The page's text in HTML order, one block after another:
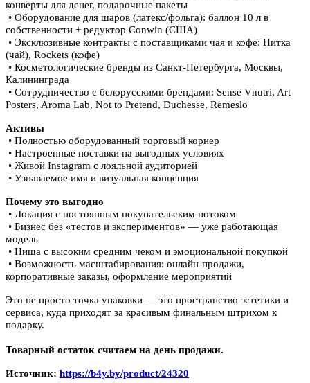
конверты для денег, подарочные пакеты
• Оборудование для шаров (латекс/фольга): баллон 10 л в
собственности + редуктор Conwin (США)
• Эксклюзивные контракты с поставщиками чая и кофе: Нитка
(чай), Rockets (кофе)
• Косметологические бренды из Санкт-Петербурга, Москвы,
Калининграда
• Сотрудничество с белорусскими брендами: Sense Vnutri, Art
Posters, Aroma Lab, Not to Pretend, Duchesse, Remeslo
Активы
• Полностью оборудованный торговый корнер
• Настроенные поставки на выгодных условиях
• Живой Instagram с лояльной аудиторией
• Узнаваемое имя и визуальная концепция
Почему это выгодно
• Локация с постоянным покупательским потоком
• Бизнес без «тестов и экспериментов» — уже работающая
модель
• Ниша с высоким средним чеком и эмоциональной покупкой
• Возможность масштабирования: онлайн-продажи,
корпоративные заказы, оформление мероприятий
Это не просто точка упаковки — это пространство эстетики и
сервиса, куда приходят за красивым финальным штрихом к
подарку.
Товарный остаток считаем на день продажи.
Источник: https://b4y.by/product/24320